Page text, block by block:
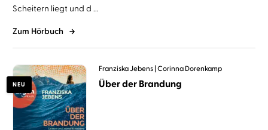
Scheitern liegt und d ...
Zum Hörbuch
NEU
Franziska Jebens Corinna Dorenkamp
Über der Brandung